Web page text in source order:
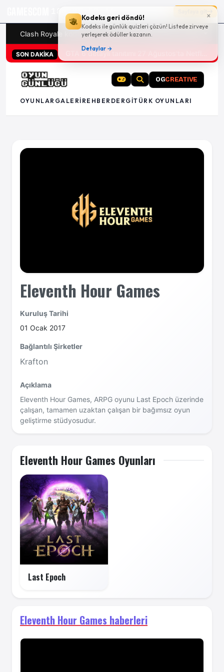
×
Kodeks geri döndü!
Kodeks ile günlük quizleri çözün! Listede zirveye
yerleşerek ödüller kazanın.
Detaylar →
18g 05:59:46
Clash Royale kodları Türk oyunları (PC ve konsollar) -
SON DAKİKA
OGCREATIVE
OYUNLAR GALERI REHBER DERGITÜRK OYUNLARI
Eleventh Hour Games
Kuruluş Tarihi
01 Ocak 2017
Bağlantılı Şirketler
Krafton
Açıklama
Eleventh Hour Games, ARPG oyunu Last Epoch üzerinde
çalışan, tamamen uzaktan çalışan bir bağımsız oyun
geliştirme stüdyosudur.
Eleventh Hour Games Oyunları
Last Epoch
Eleventh Hour Games haberleri